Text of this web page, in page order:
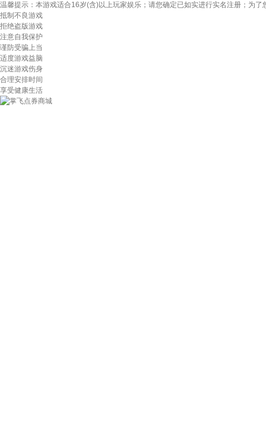
温馨提示：本游戏适合16岁(含)以上玩家娱乐；请您确定已如实进行实名注册；为
抵制不良游戏
拒绝盗版游戏
注意自我保护
谨防受骗上当
适度游戏益脑
沉迷游戏伤身
合理安排时间
享受健康生活